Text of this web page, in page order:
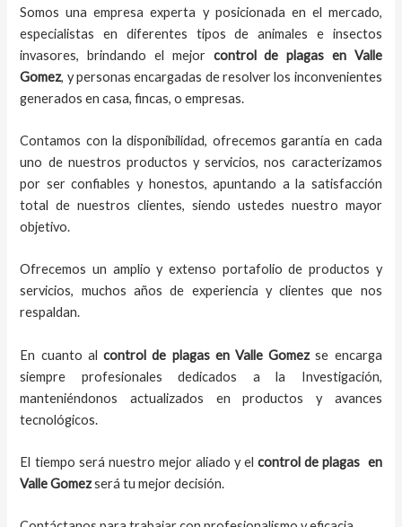
Somos una empresa experta y posicionada en el mercado,
especialistas en diferentes tipos de animales e insectos
invasores, brindando el mejor control de plagas en Valle
Gomez, y personas encargadas de resolver los inconvenientes
generados en casa, fincas, o empresas.
Contamos con la disponibilidad, ofrecemos garantía en cada
uno de nuestros productos y servicios, nos caracterizamos
por ser confiables y honestos, apuntando a la satisfacción
total de nuestros clientes, siendo ustedes nuestro mayor
objetivo.
Ofrecemos un amplio y extenso portafolio de productos y
servicios, muchos años de experiencia y clientes que nos
respaldan.
En cuanto alcontrol de plagas en Valle Gomezse encarga
siempre profesionales dedicados a la Investigación,
manteniéndonos actualizados en productos y avances
tecnológicos.
El tiempo será nuestro mejor aliado y elcontrol de plagas en
Valle Gomezserá tu mejor decisión.